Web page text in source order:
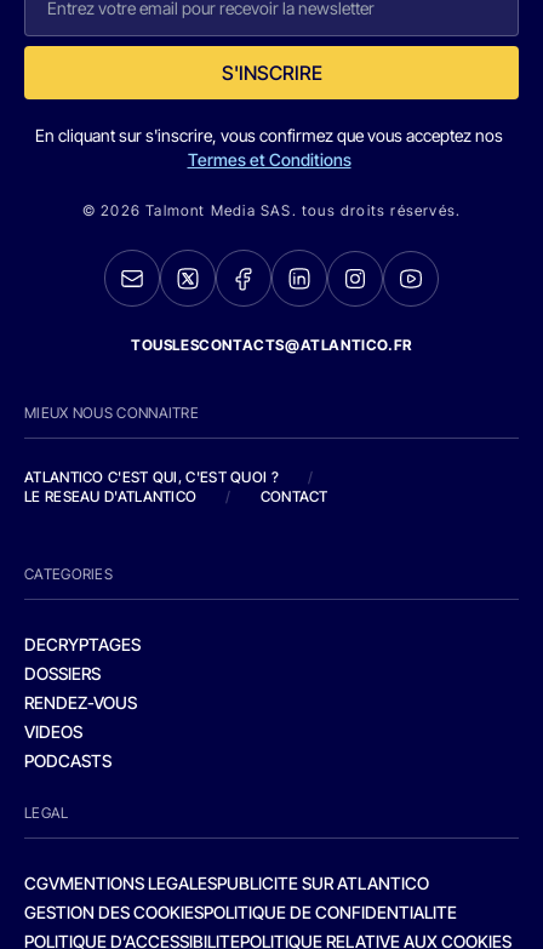
S'INSCRIRE
En cliquant sur s'inscrire, vous confirmez que vous acceptez nos
Termes et Conditions
© 2026 Talmont Media SAS. tous droits réservés.
TOUSLESCONTACTS@ATLANTICO.FR
MIEUX NOUS CONNAITRE
ATLANTICO C'EST QUI, C'EST QUOI ?
/
LE RESEAU D'ATLANTICO
/ CONTACT
CATEGORIES
DECRYPTAGES
DOSSIERS
RENDEZ-VOUS
VIDEOS
PODCASTS
LEGAL
CGVMENTIONS LEGALESPUBLICITE SUR ATLANTICO
GESTION DES COOKIESPOLITIQUE DE CONFIDENTIALITE
POLITIQUE D’ACCESSIBILITEPOLITIQUE RELATIVE AUX COOKIES